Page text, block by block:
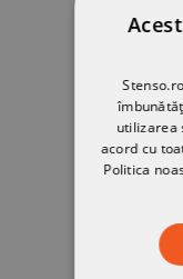
utilizarea
acord cu
Politica